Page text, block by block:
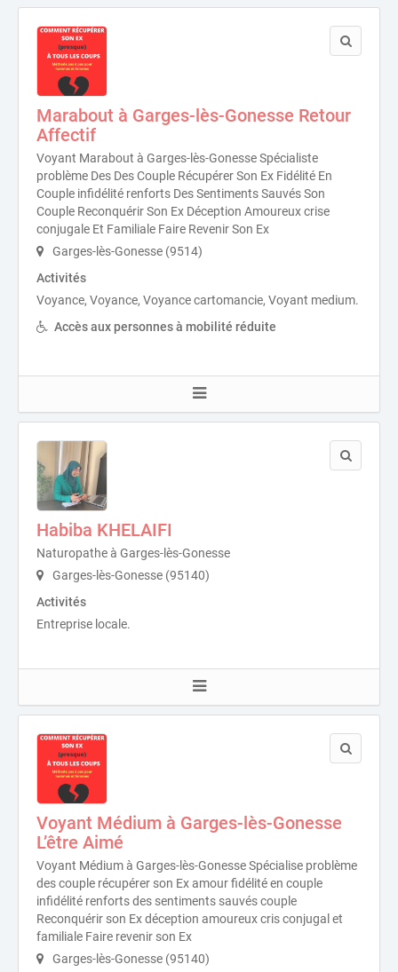
Marabout à Garges-lès-Gonesse Retour
Affectif
Voyant Marabout à Garges-lès-Gonesse Spécialiste
problème Des Des Couple Récupérer Son Ex Fidélité En
Couple infidélité renforts Des Sentiments Sauvés Son
Couple Reconquérir Son Ex Déception Amoureux crise
conjugale Et Familiale Faire Revenir Son Ex
Garges-lès-Gonesse (9514)
Activités
Voyance, Voyance, Voyance cartomancie, Voyant medium.
Accès aux personnes à mobilité réduite
Habiba KHELAIFI
Naturopathe à Garges-lès-Gonesse
Garges-lès-Gonesse (95140)
Activités
Entreprise locale.
Voyant Médium à Garges-lès-Gonesse
L’être Aimé
Voyant Médium à Garges-lès-Gonesse Spécialise problème
des couple récupérer son Ex amour fidélité en couple
infidélité renforts des sentiments sauvés couple
Reconquérir son Ex déception amoureux cris conjugal et
familiale Faire revenir son Ex
Garges-lès-Gonesse (95140)